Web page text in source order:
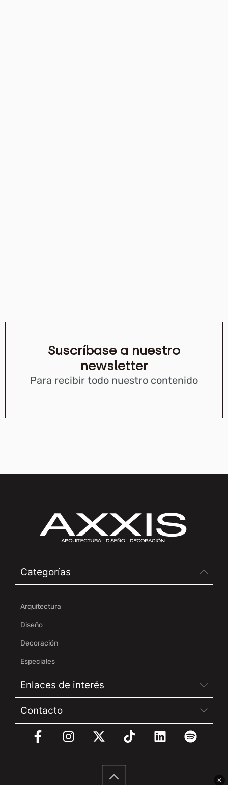
Suscríbase a nuestro
newsletter
Para recibir todo nuestro contenido
✕
Categorías
Arquitectura
Diseño
Decoración
Especiales
Enlaces de interés
Contacto